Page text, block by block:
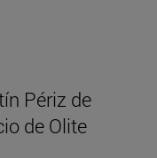
Périz de
de Olite